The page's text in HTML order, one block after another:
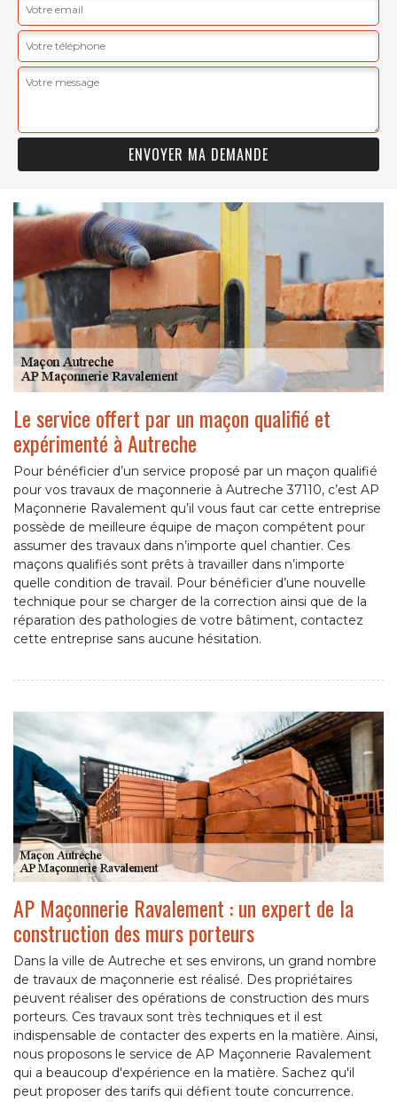
Le service offert par un maçon qualifié et
expérimenté à Autreche
Pour bénéficier d’un service proposé par un maçon qualifié
pour vos travaux de maçonnerie à Autreche 37110, c’est AP
Maçonnerie Ravalement qu’il vous faut car cette entreprise
possède de meilleure équipe de maçon compétent pour
assumer des travaux dans n’importe quel chantier. Ces
maçons qualifiés sont prêts à travailler dans n’importe
quelle condition de travail. Pour bénéficier d’une nouvelle
technique pour se charger de la correction ainsi que de la
réparation des pathologies de votre bâtiment, contactez
cette entreprise sans aucune hésitation.
AP Maçonnerie Ravalement : un expert de la
construction des murs porteurs
Dans la ville de Autreche et ses environs, un grand nombre
de travaux de maçonnerie est réalisé. Des propriétaires
peuvent réaliser des opérations de construction des murs
porteurs. Ces travaux sont très techniques et il est
indispensable de contacter des experts en la matière. Ainsi,
nous proposons le service de AP Maçonnerie Ravalement
qui a beaucoup d'expérience en la matière. Sachez qu'il
peut proposer des tarifs qui défient toute concurrence.